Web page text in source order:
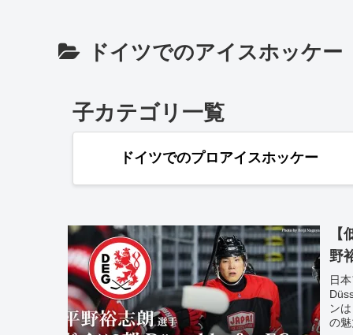
ドイツでのアイスホッケー
子カテゴリ一覧
ドイツでのプロアイスホッケー
野
日
ン
の